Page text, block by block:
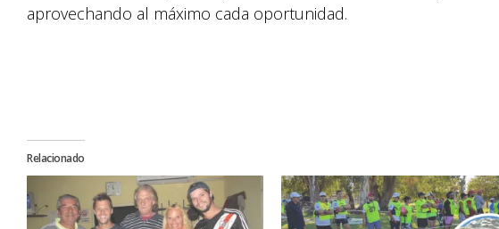
aprovechando al máximo cada oportunidad.
Relacionado